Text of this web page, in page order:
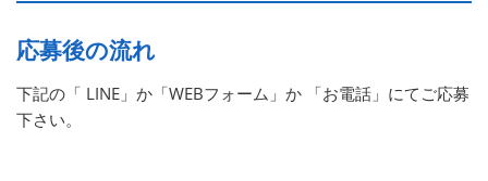
応募後の流れ
下記の「 LINE」か「WEBフォーム」か 「お電話」にてご応募
下さい。